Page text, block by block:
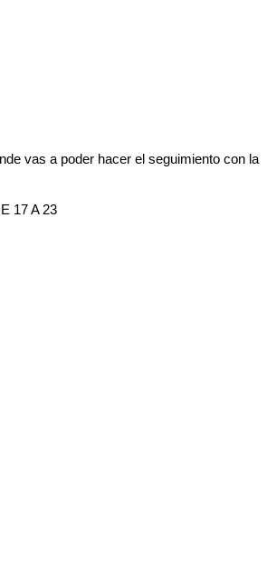
vas a poder hacer el seguimiento con la
17 A 23